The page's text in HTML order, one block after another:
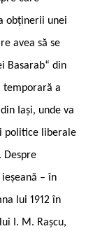
obținerii unei
avea să se
Basarab“ din
temporară a
Iași, unde va
politice liberale
Despre
– în
lui 1912 în
I. M. Rașcu,